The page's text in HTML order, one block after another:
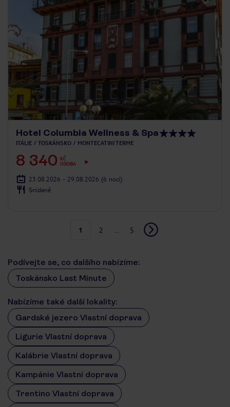
Hotel Columbia Wellness & Spa
ITÁLIE TOSKÁNSKO MONTECATINI TERME
8 340
KČ
OSOBA
23.08.2026 - 29.08.2026 (6 nocí)
Snídaně
1 2 5
Podívejte se, co dalšího nabízíme:
Toskánsko Last Minute
Nabízíme také další lokality:
Gardské jezero Vlastní doprava
Ligurie Vlastní doprava
Kalábrie Vlastní doprava
Kampánie Vlastní doprava
Trentino Vlastní doprava